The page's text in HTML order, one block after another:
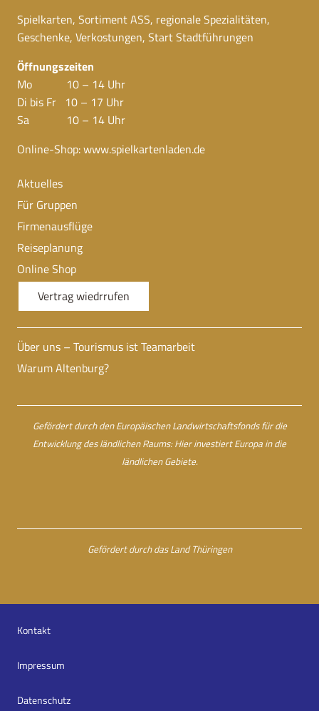
Spielkarten, Sortiment ASS, regionale Spezialitäten,
Geschenke, Verkostungen, Start Stadtführungen
Öffnungszeiten
Mo 10 – 14 Uhr
Di bis Fr 10 – 17 Uhr
Sa 10 – 14 Uhr
Online-Shop:www.spielkartenladen.de
Aktuelles
Für Gruppen
Firmenausflüge
Reiseplanung
Online Shop
Vertrag wiedrrufen
Über uns – Tourismus ist Teamarbeit
Warum Altenburg?
Gefördert durch den Europäischen Landwirtschaftsfonds für die
Entwicklung des ländlichen Raums: Hier investiert Europa in die
ländlichen Gebiete.
Gefördert durch das Land Thüringen
Kontakt
Impressum
Datenschutz